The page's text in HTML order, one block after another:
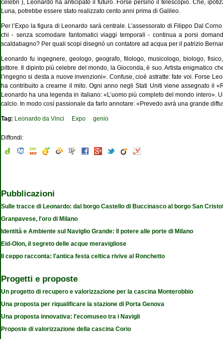
celebri ), Leonardo ha anticipato il futuro. Forse persino il telescopio. Che,
Luna, potrebbe essere stato realizzato cento anni prima di Galileo.
Per l’Expo la figura di Leonardo sarà centrale. L’assessorato di Filippo Dal
chi - senza scomodare fantomatici viaggi temporali - continua a porsi
scaldabagno? Per quali scopi disegnò un contatore ad acqua per il patrizio
Leonardo fu ingegnere, geologo, geografo, filologo, musicologo, biologo,
pittore. Il dipinto più celebre del mondo, la Gioconda, è suo. Artista enigmatico
l’ingegno si desta a nuove invenzioni». Confuse, cioè astratte: fate voi. Forse
ha contribuito a crearne il mito. Ogni anno negli Stati Uniti viene assegnato il
Leonardo ha una legenda in italiano: «L’uomo più completo del mondo
calcio. In modo così passionale da farlo annotare: «Prevedo avrà una grande
Tag: Leonardo da Vinci Expo genio
Diffondi:
Pubblicazioni
Sulle tracce di Leonardo: dal borgo Castello di Buccinasco al borgo San
Granpavese, l'oro di Milano
Identità e Ambiente sul Naviglio Grande: Il potere alle porte di Milano
Eid-Olon, il segreto delle acque meravigliose
Il ceppo racconta: l'antica festa celtica rivive al Ronchetto
Progetti e proposte
Un progetto di recupero e valorizzazione per la cascina Monterobbio
Una proposta per riqualificare la stazione di Porta Genova
Una proposta innovativa: l'ecomuseo tra i Navigli
Proposte di valorizzazione della cascina Corio